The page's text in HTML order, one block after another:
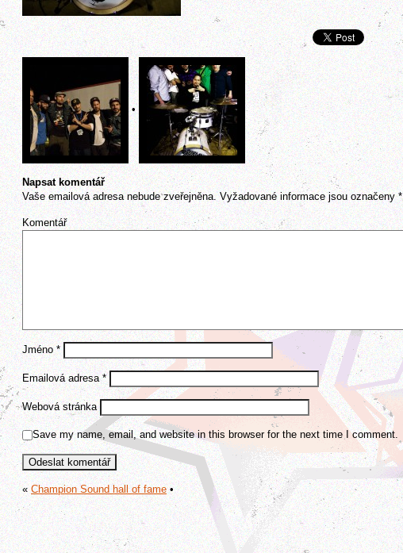
•
Napsat komentář
Vaše emailová adresa nebude zveřejněna. Vyžadované informace jsou označeny*
Komentář
Jméno*
Emailová adresa*
Webová stránka
Save my name, email, and website in this browser for the next time I comment.
«Champion Sound hall of fame •